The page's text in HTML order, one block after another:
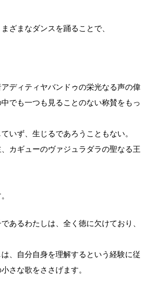
ざまなダンスを踊ることで、
ディティヤバンドゥの栄光なる声の偉
でも一つも見ることのない称賛をもっ
いず、生じるであろうこともない。
カギューのヴァジュラダラの聖なる王
あるわたしは、全く徳に欠けており、
、自分自身を理解するという経験に従
さな歌をささげます。